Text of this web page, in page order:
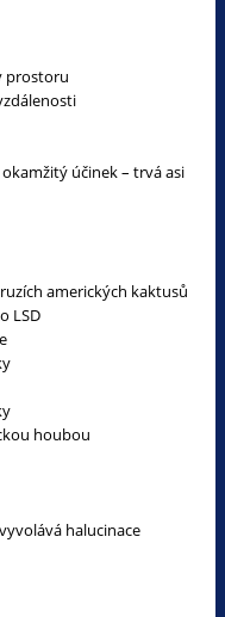
prostoru
účinek – trvá asi
amerických kaktusů
LSD
houbou
halucinace